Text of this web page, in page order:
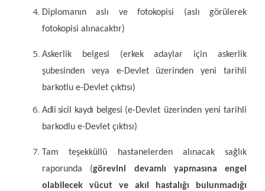
Diplomanın aslı ve fotokopisi (aslı görülerek
fotokopisi alınacaktır)
Askerlik belgesi (erkek adaylar için askerlik
şubesinden veya e-Devlet üzerinden yeni tarihli
barkotlu e-Devlet çıktısı)
Adli sicil kaydı belgesi (e-Devlet üzerinden yeni tarihli
barkodlu e-Devlet çıktısı)
Tam teşekküllü hastanelerden alınacak sağlık
raporunda (görevini devamlı yapmasına engel
olabilecek vücut ve akıl hastalığı bulunmadığı